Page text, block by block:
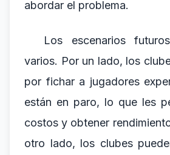
abordar el problema.
Los escenarios
varios. Por un lado, los
por fichar a jugadores
están en paro, lo que les
costos y obtener
otro lado, los clubes